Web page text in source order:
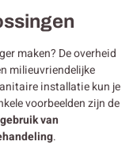
maken? De overheid
milieuvriendelijke
installatie kun je
voorbeelden zijn de
van
.